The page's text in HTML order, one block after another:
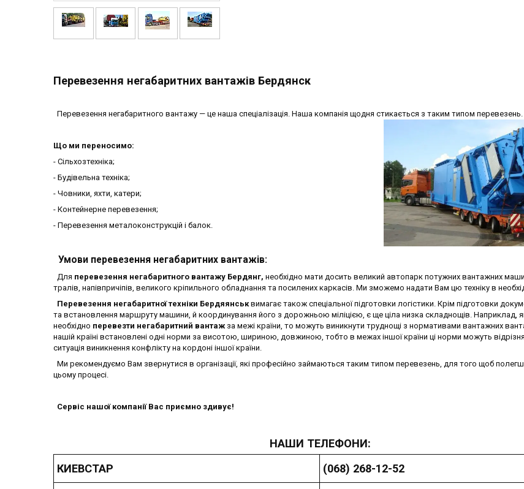
Перевезення негабаритних вантажів Бердянск
Перевезення негабаритного вантажу — це наша спеціалізація. Наша компанія щодня стикається з таким типом перевезень.
Що ми переносимо:
- Сільхозтехніка;
- Будівельна техніка;
- Човники, яхти, катери;
- Контейнерне перевезення;
- Перевезення металоконструкцій і балок.
Умови перевезення негабаритних вантажів:
Для перевезення негабаритного вантажу Бердянг, необхідно мати досить великий автопарк потужних вантажних
тралів, напівпричіпів, великого кріпильного обладнання та посилених каркасів. Ми зможемо надати Вам цю техніку в
Перевезення негабаритної техніки Бердяянськ вимагає також спеціальної підготовки логістики. Крім підготовки
та встановлення маршруту машини, й координування його з дорожньою міліцією, є ще ціла низка складнощів. Наприклад,
необхідно перевезти негабаритний вантаж за межі країни, то можуть виникнути труднощі з нормативами вантажних
нашій країні встановлені одні норми за висотою, шириною, довжиною, тобто в межах іншої країни ці норми можуть
ситуація виникнення конфлікту на кордоні іншої країни.
Ми рекомендуємо Вам звернутися в організації, які професійно займаються таким типом перевезень, для того щоб
цьому процесі.
Сервіс нашої компанії Вас приємно здивує!
НАШИ ТЕЛЕФОНИ:
КИЕВСТАР
(068) 268-12-52